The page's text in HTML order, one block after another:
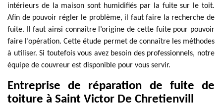
intérieurs de la maison sont humidifiés par la fuite sur le toit.
Afin de pouvoir régler le problème, il faut faire la recherche de
fuite. Il faut ainsi connaître l’origine de cette fuite pour pouvoir
faire l’opération. Cette étude permet de connaître les méthodes
à utiliser. Si toutefois vous avez besoin des professionnels, notre
équipe de couvreur est disponible pour vous servir.
Entreprise de réparation de fuite de
toiture à Saint Victor De Chretienvill